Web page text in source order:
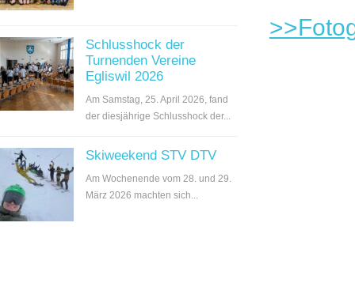
Schlusshock der
Turnenden Vereine
Egliswil 2026
Am Samstag, 25. April 2026, fand
der diesjährige Schlusshock der...
Skiweekend STV DTV
Am Wochenende vom 28. und 29.
März 2026 machten sich...